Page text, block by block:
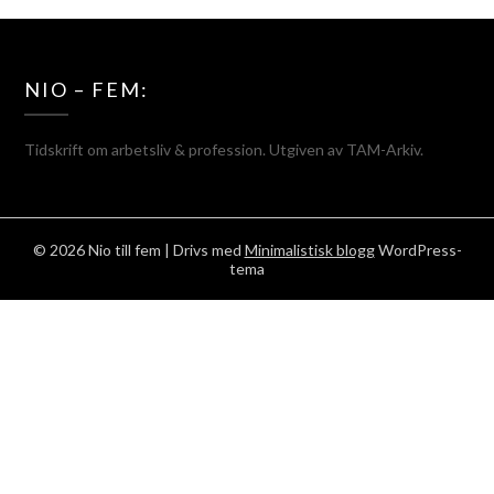
NIO – FEM:
Tidskrift om arbetsliv & profession. Utgiven av TAM-Arkiv.
© 2026 Nio till fem | Drivs med Minimalistisk bloggWordPress-
tema